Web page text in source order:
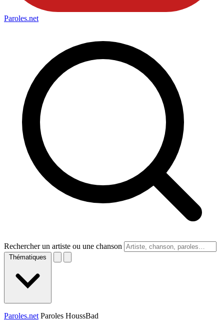
Paroles.net
Rechercher un artiste ou une chanson
Thématiques
Paroles.net Paroles HoussBad